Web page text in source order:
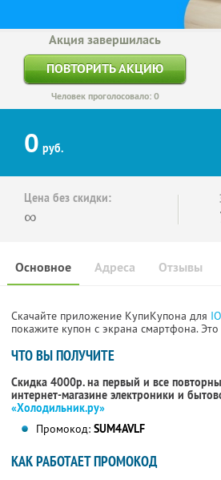
Акция завершилась
ПОВТОРИТЬ АКЦИЮ
Человек проголосовало: 0
0 руб.
Цена без скидки:
∞
Основное Отзывы
Адреса
Скачайте приложение КупиКупона для
покажите купон с экрана смартфона.
ЧТО ВЫ ПОЛУЧИТЕ
Скидка 4000р. на первый и все
интернет-магазине электроники и
«Холодильник.ру»
Промокод: SUM4AVLF
КАК РАБОТАЕТ ПРОМОКОД